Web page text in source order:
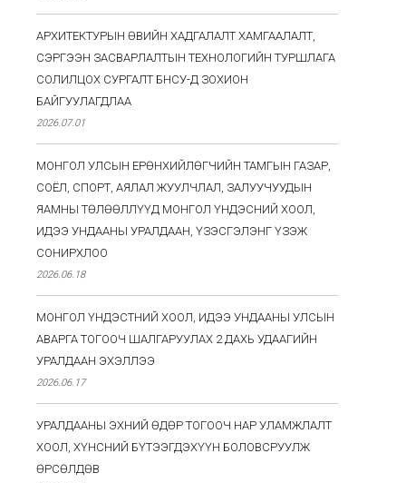
АРХИТЕКТУРЫН ӨВИЙН ХАДГАЛАЛТ ХАМГААЛАЛТ,
СЭРГЭЭН ЗАСВАРЛАЛТЫН ТЕХНОЛОГИЙН ТУРШЛАГА
СОЛИЛЦОХ СУРГАЛТ БНСУ-Д ЗОХИОН
БАЙГУУЛАГДЛАА
2026.07.01
МОНГОЛ УЛСЫН ЕРӨНХИЙЛӨГЧИЙН ТАМГЫН ГАЗАР,
СОЁЛ, СПОРТ, АЯЛАЛ ЖУУЛЧЛАЛ, ЗАЛУУЧУУДЫН
ЯАМНЫ ТӨЛӨӨЛЛҮҮД МОНГОЛ ҮНДЭСНИЙ ХООЛ,
ИДЭЭ УНДААНЫ УРАЛДААН, ҮЗЭСГЭЛЭНГ ҮЗЭЖ
СОНИРХЛОО
2026.06.18
МОНГОЛ ҮНДЭСТНИЙ ХООЛ, ИДЭЭ УНДААНЫ УЛСЫН
АВАРГА ТОГООЧ ШАЛГАРУУЛАХ 2 ДАХЬ УДААГИЙН
УРАЛДААН ЭХЭЛЛЭЭ
2026.06.17
УРАЛДААНЫ ЭХНИЙ ӨДӨР ТОГООЧ НАР УЛАМЖЛАЛТ
ХООЛ, ХҮНСНИЙ БҮТЭЭГДЭХҮҮН БОЛОВСРУУЛЖ
ӨРСӨЛДӨВ